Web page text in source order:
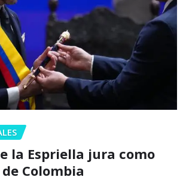
la Espriella jura como
Colombia